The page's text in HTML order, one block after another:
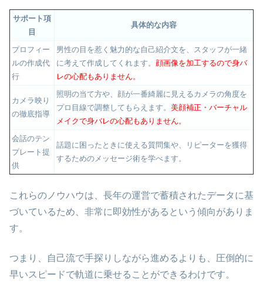
サポート項
目
具体的な内容
プロフィー
ルの作成代
行
男性の目を惹く魅力的な自己紹介文を、スタッフが一緒
に考えて作成してくれます。 顔画像を加工するので身バ
レの心配もありません。
カメラ映り
の徹底指導
照明の当て方や、顔が一番綺麗に見えるカメラの角度を
プロ目線で調整してもらえます。 美顔補正・バーチャル
メイクで身バレの心配もありません。
会話のテン
プレート提
供
話題に困ったときに使える質問集や、リピーターを獲得
するためのメッセージ術を学べます。
これらのノウハウは、長年の運営で蓄積されたデータに基
づいているため、非常に即効性があるという傾向がありま
す。
つまり、自己流で手探りしながら進めるよりも、圧倒的に
早いスピードで軌道に乗せることができるわけです。